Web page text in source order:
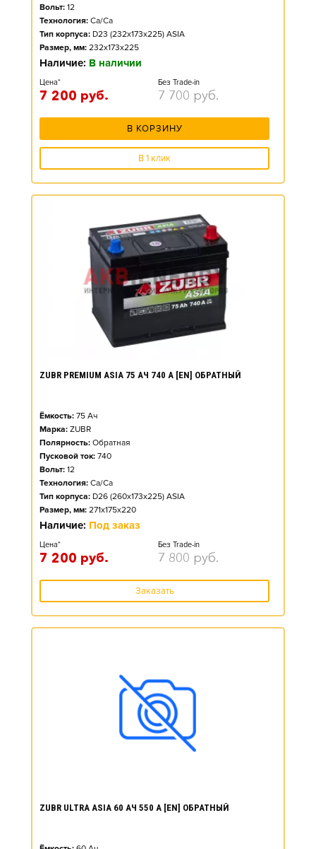
Вольт: 12
Технология: Ca/Ca
Тип корпуса: D23 (232x173x225) ASIA
Размер, мм: 232x173x225
Наличие: В наличии
Цена*
7 200 руб.
Без Trade-in
7 700 руб.
В КОРЗИНУ
В 1 клик
ZUBR PREMIUM ASIA 75 АЧ 740 А [EN] ОБРАТНЫЙ
Ёмкость: 75 Ач
Марка: ZUBR
Полярность: Обратная
Пусковой ток: 740
Вольт: 12
Технология: Ca/Ca
Тип корпуса: D26 (260x173x225) ASIA
Размер, мм: 271x175x220
Наличие: Под заказ
Цена*
7 200 руб.
Без Trade-in
7 800 руб.
Заказать
ZUBR ULTRA ASIA 60 АЧ 550 А [EN] ОБРАТНЫЙ